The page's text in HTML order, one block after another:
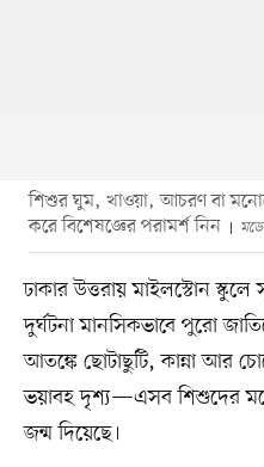
শিশুর ঘুম, খাওয়া, আচরণ বা
করে বিশেষজ্ঞের পরামর্শ নিন
ঢাকার উত্তরায় মাইলস্টোন স্কুলে
দুর্ঘটনা মানসিকভাবে পুরো
আতঙ্কে ছোটাছুটি, কান্না আর
ভয়াবহ দৃশ্য—এসব শিশুদের
জন্ম দিয়েছে।